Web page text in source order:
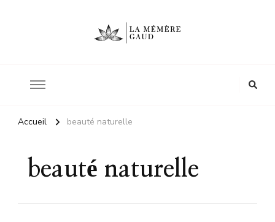
Accueil beauté naturelle
beauté naturelle